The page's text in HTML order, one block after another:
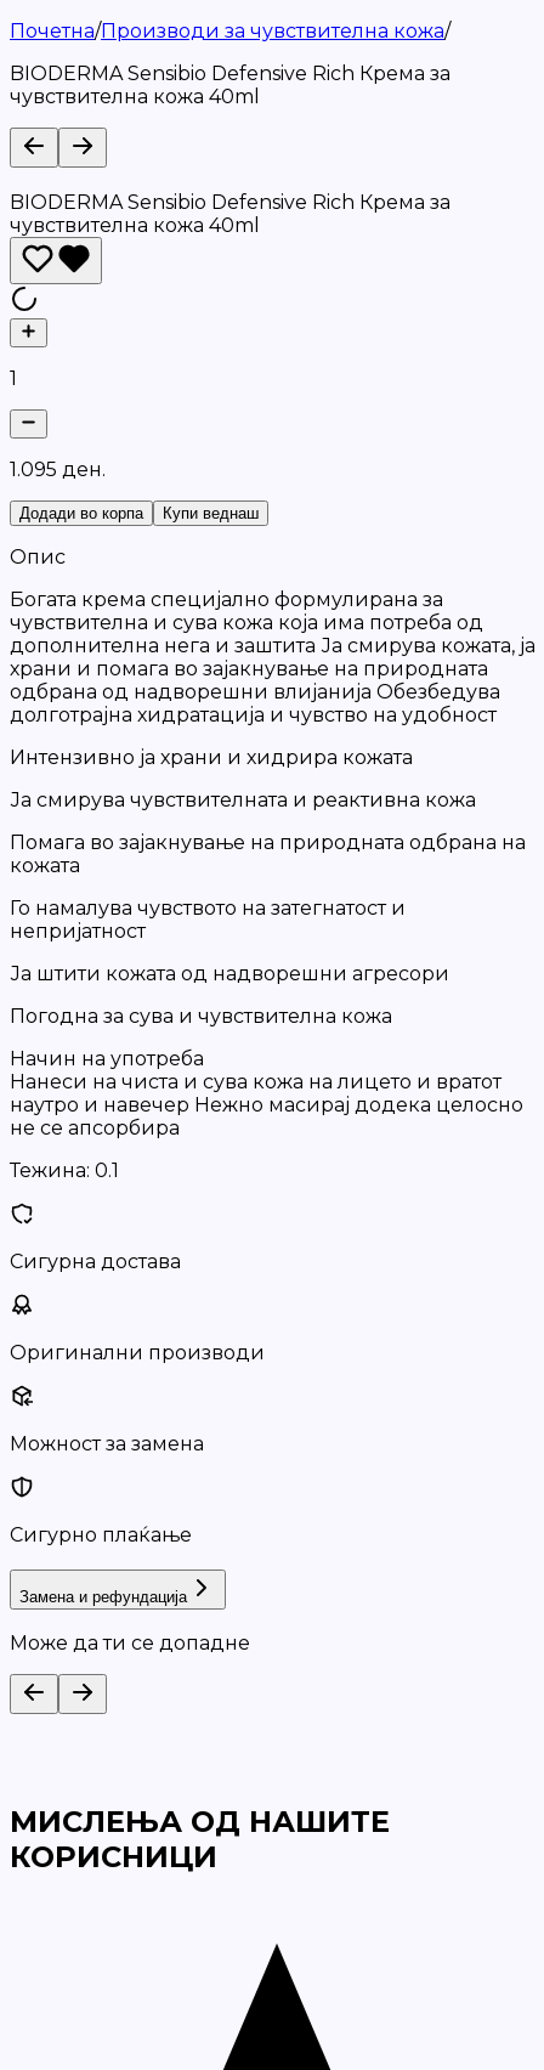
Почетна/Производи за чувствителна кожа/
BIODERMA Sensibio Defensive Rich Крема за
чувствителна кожа 40ml
BIODERMA Sensibio Defensive Rich Крема за
чувствителна кожа 40ml
1
1.095 ден.
Додади во корпа Купи веднаш
Опис
Богата крема специјално формулирана за
чувствителна и сува кожа која има потреба од
дополнителна нега и заштита Ја смирува кожата, ја
храни и помага во зајакнување на природната
одбрана од надворешни влијанија Обезбедува
долготрајна хидратација и чувство на удобност
Интензивно ја храни и хидрира кожата
Ја смирува чувствителната и реактивна кожа
Помага во зајакнување на природната одбрана на
кожата
Го намалува чувството на затегнатост и
непријатност
Ја штити кожата од надворешни агресори
Погодна за сува и чувствителна кожа
Начин на употреба
Нанеси на чиста и сува кожа на лицето и вратот
наутро и навечер Нежно масирај додека целосно
не се апсорбира
Тежина: 0.1
Сигурна достава
Оригинални производи
Можност за замена
Сигурно плаќање
Замена и рефундација
Може да ти се допадне
МИСЛЕЊА ОД НАШИТЕ
КОРИСНИЦИ